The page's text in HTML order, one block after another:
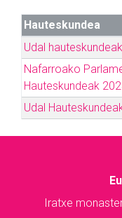
Hauteskundea
Udal
Nafarroako
Hauteskundeak
Udal
Iratxe